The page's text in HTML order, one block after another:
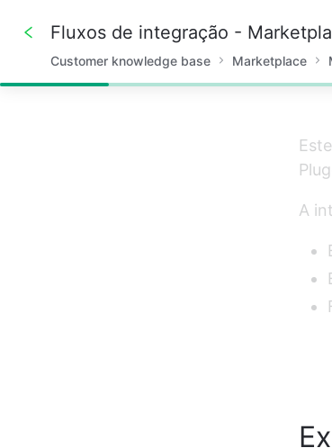
9%
Fluxos de integração -
Customer knowledge base Marketplace
A